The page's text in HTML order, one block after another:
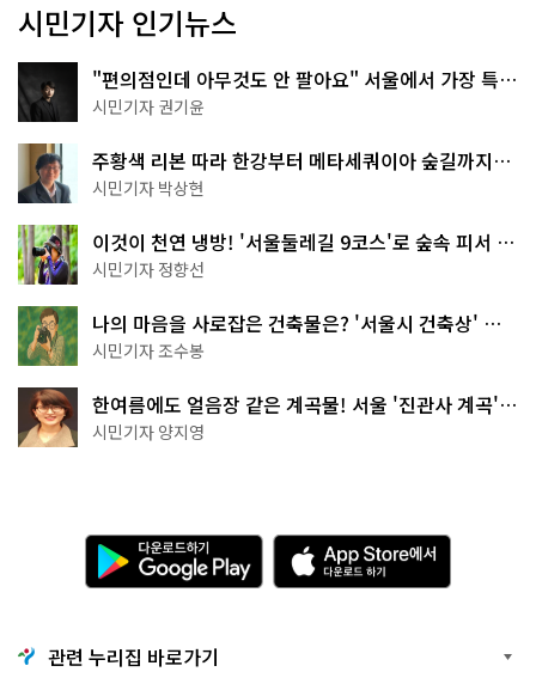
시민기자 인기뉴스
"편의점인데 아무것도 안 팔아요" 서울에서 가장 특별
한 편의점의 정체
시민기자 권기윤
주황색 리본 따라 한강부터 메타세쿼이아 숲길까지…
서울둘레길 15코스
시민기자 박상현
이것이 천연 냉방! '서울둘레길 9코스'로 숲속 피서 떠
나볼까
시민기자 정향선
나의 마음을 사로잡은 건축물은? '서울시 건축상' 수
상작 공개!
시민기자 조수봉
한여름에도 얼음장 같은 계곡물! 서울 '진관사 계곡'이
천국이네~
시민기자 양지영
다
운
로
기
G
A
p
p
관련 누리집 바로가기